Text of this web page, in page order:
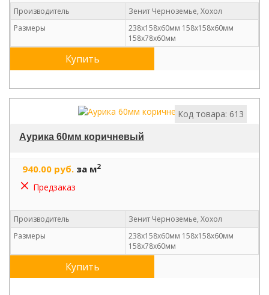
Производитель
Зенит Черноземье, Хохол
Размеры
238х158х60мм 158х158х60мм
158х78х60мм
Купить
Код товара: 613
Аурика 60мм коричневый
940.00 руб. за м2
Предзаказ
Производитель
Зенит Черноземье, Хохол
Размеры
238х158х60мм 158х158х60мм
158х78х60мм
Купить